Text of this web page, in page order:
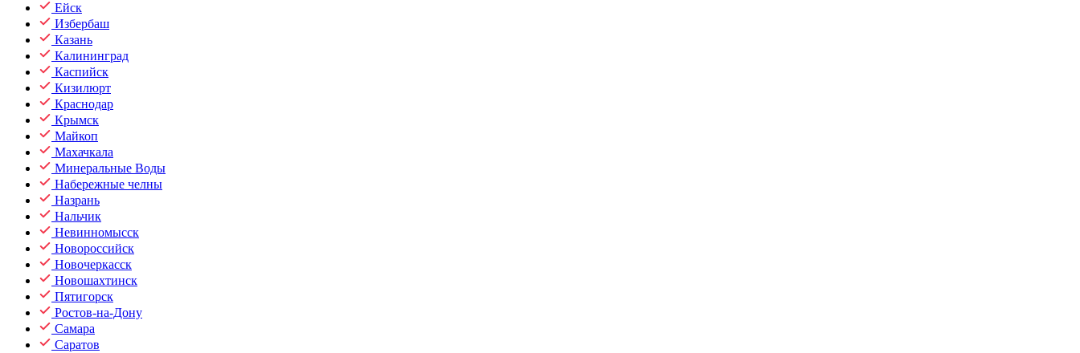
Ейск
Избербаш
Казань
Калининград
Каспийск
Кизилюрт
Краснодар
Крымск
Майкоп
Махачкала
Минеральные Воды
Набережные челны
Назрань
Нальчик
Невинномысск
Новороссийск
Новочеркасск
Новошахтинск
Пятигорск
Ростов-на-Дону
Самара
Саратов